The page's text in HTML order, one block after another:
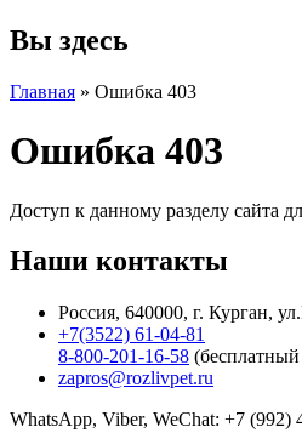
Вы здесь
Главная » Ошибка 403
Ошибка 403
Доступ к данному разделу сайта
Наши контакты
Россия, 640000, г. Курган,
+7(3522) 61-04-81
8-800-201-16-58
zapros@rozlivpet.ru
WhatsApp, Viber, WeChat: +7 (992)